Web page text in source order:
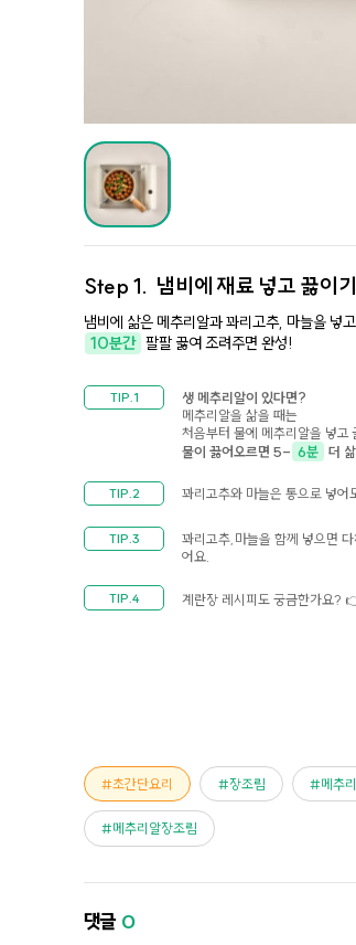
Step 1. 냄비에 재료 넣고 끓이기
냄비에 삶은 메추리알과 꽈리고추, 마늘을 넣
10분간 팔팔 끓여 조려주면 완성!
생 메추리알이 있다면?
메추리알을 삶을 때는
처음부터 물에 메추리알을 넣고
물이 끓어오르면 5- 6분 더
꽈리고추와 마늘은 통으로 넣
꽈리고추,마늘을 함께 넣으면
어요.
계란장 레시피도 궁금한가요?
초간단요리 장조림 메추
메추리알장조림
댓글 0